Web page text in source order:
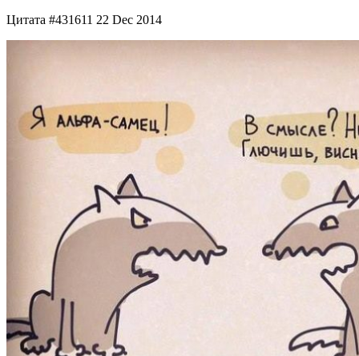
Цитата #431611 22 Dec 2014